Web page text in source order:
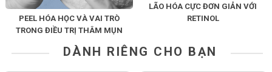
PEEL HÓA HỌC VÀ VAI TRÒ
TRONG ĐIỀU TRỊ THÂM MỤN
LÃO HÓA CỰC ĐƠN GIẢN VỚI
RETINOL
DÀNH RIÊNG CHO BẠN